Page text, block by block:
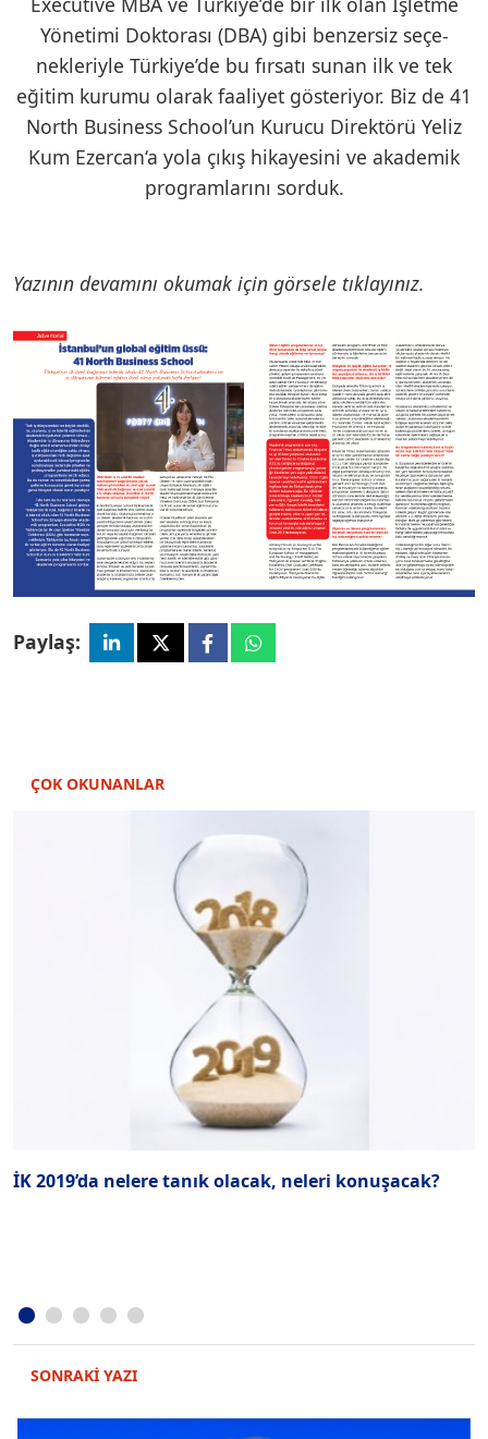
Yönetimi Doktorası (DBA) gibi benzersiz seçe-
nekleriyle Türkiye’de bu fırsatı sunan ilk ve tek
eğitim kurumu olarak faaliyet gösteriyor. Biz de 41
North Business School’un Kurucu Direktörü Yeliz
Kum Ezercan‘a yola çıkış hikayesini ve akademik
programlarını sorduk.
Yazının devamını okumak için görsele tıklayınız.
Paylaş:
ÇOK OKUNANLAR
İK 2019’da nelere tanık olacak, neleri konuşacak?
SONRAKİ YAZI